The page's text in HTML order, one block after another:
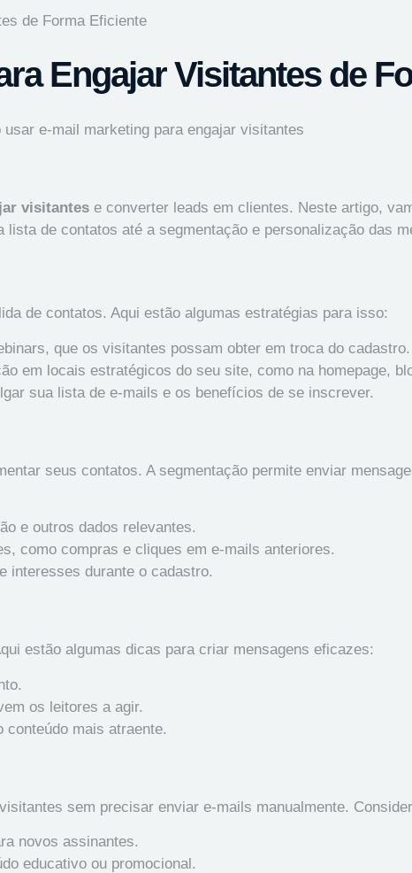
de Forma Eficiente
Engajar Visitantes de
visitantes e converter leads em clientes. Neste artigo,
de contatos até a segmentação e personalização das
de contatos. Aqui estão algumas estratégias para isso:
que os visitantes possam obter em troca do cadastro.
em locais estratégicos do seu site, como na homepage,
sua lista de e-mails e os benefícios de se inscrever.
seus contatos. A segmentação permite enviar
e outros dados relevantes.
como compras e cliques em e-mails anteriores.
interesses durante o cadastro.
estão algumas dicas para criar mensagens eficazes:
os leitores a agir.
mais atraente.
sem precisar enviar e-mails manualmente.
novos assinantes.
educativo ou promocional.